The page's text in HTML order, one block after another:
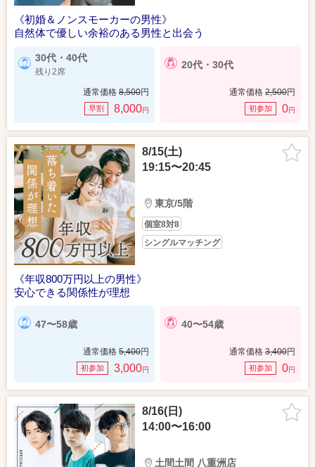
《初婚＆ノンスモーカーの男性》
自然体で優しい余裕のある男性と出会う
30代・40代
残り2席
通常価格 8,500円
早割 8,000円
20代・30代
通常価格 2,500円
初参加 0円
8/15(土)
19:15〜20:45
東京/5階
個室8対8
シングルマッチング
《年収800万円以上の男性》
安心できる関係性が理想
47〜58歳
通常価格 5,400円
初参加 3,000円
40〜54歳
通常価格 3,400円
初参加 0円
8/16(日)
14:00〜16:00
土間土間 八重洲店